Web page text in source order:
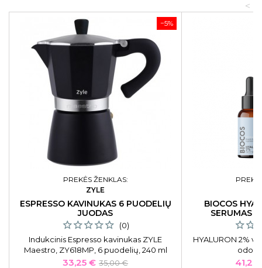
<
−5%
PREKĖS ŽENKLAS:
ZYLE
ESPRESSO KAVINUKAS 6 PUODELIŲ
JUODAS
(0)
Indukcinis Espresso kavinukas ZYLE
Maestro, ZY618MP, 6 puodelių, 240 ml
Kaina
33,25 € Bazinė
35,00 €
BIOCOS
SERUMAS
HYALURON 2%
odos
Kaina